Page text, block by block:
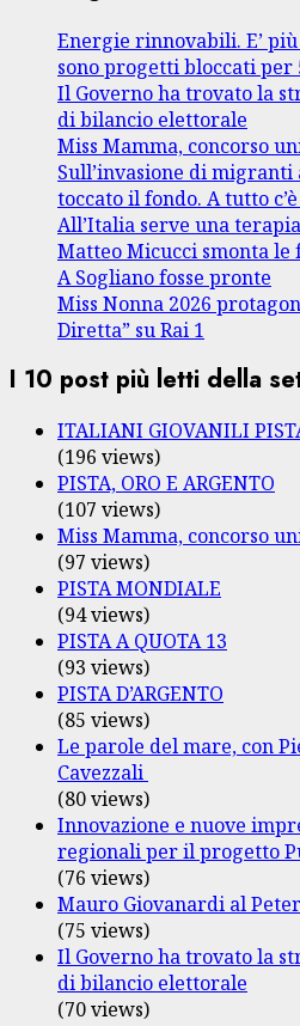
Energie rinnovabili. E’
sono progetti bloccati
Il Governo ha trovato la
di bilancio elettorale
Miss Mamma, concorso
Sull’invasione di migranti
toccato il fondo. A tutto
All’Italia serve una
Matteo Micucci smonta le
A Sogliano fosse pronte
Miss Nonna 2026
Diretta” su Rai 1
I 10 post più letti della
ITALIANI GIOVANILI
(196 views)
PISTA, ORO E ARGENTO
(107 views)
Miss Mamma, concorso
(97 views)
PISTA MONDIALE
(94 views)
PISTA A QUOTA 13
(93 views)
PISTA D’ARGENTO
(85 views)
Le parole del mare, con
Cavezzali
(80 views)
Innovazione e nuove
regionali per il progetto
(76 views)
Mauro Giovanardi al
(75 views)
Il Governo ha trovato la
di bilancio elettorale
(70 views)